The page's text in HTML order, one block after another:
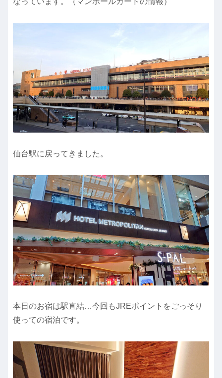
仙台駅に戻ってきました。
本日のお宿は駅直結…今回もJREポイントをごっそり
使っての宿泊です。